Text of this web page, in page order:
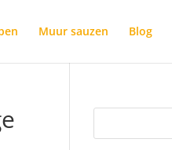
Muur sauzen Blog